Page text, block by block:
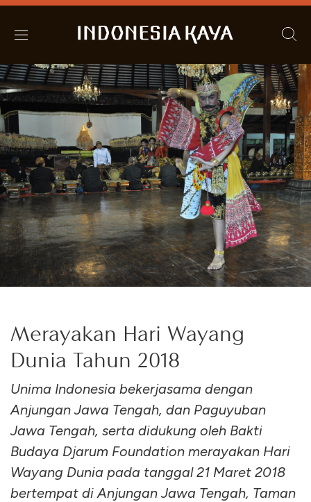
Merayakan Hari Wayang
Dunia Tahun 2018
Unima Indonesia bekerjasama dengan
Anjungan Jawa Tengah, dan Paguyuban
Jawa Tengah, serta didukung oleh Bakti
Budaya Djarum Foundation merayakan Hari
Wayang Dunia pada tanggal 21 Maret 2018
bertempat di Anjungan Jawa Tengah, Taman